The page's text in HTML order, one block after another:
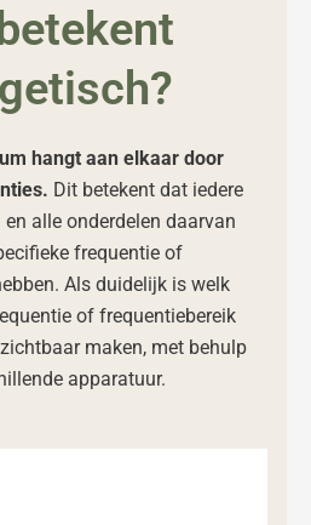
hangt aan elkaar door
Dit betekent dat iedere
alle onderdelen daarvan
frequentie of
Als duidelijk is welk
of frequentiebereik
maken, met behulp
apparatuur.